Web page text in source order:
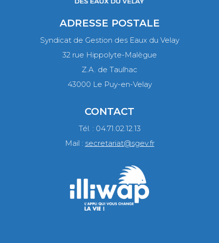
ADRESSE POSTALE
Syndicat de Gestion des Eaux du Velay
32 rue Hippolyte-Malègue
Z.A. de Taulhac
43000 Le Puy-en-Velay
CONTACT
Tél. : 04.71.02.12.13
Mail : secretariat@sgev.fr